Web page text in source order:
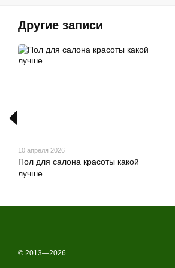
Другие записи
10 апреля 2026
Пол для салона красоты какой
лучше
© 2013—2026